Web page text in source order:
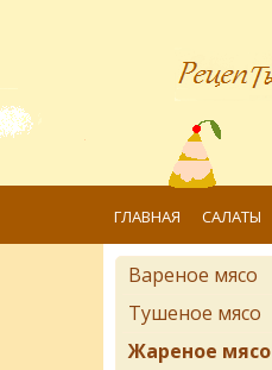
ГЛАВНАЯ САЛАТЫ
Вареное мясо
Тушеное мясо
Жареное мясо